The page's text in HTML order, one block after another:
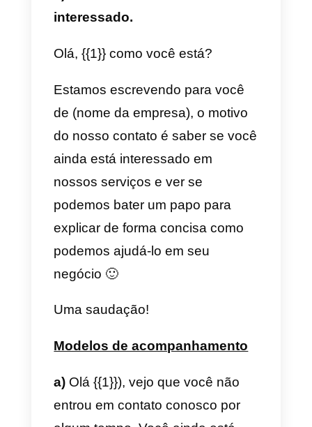
Observe que para todos esses
editável. Isso significa que dentro
dessa variável podemos
o que queremos dependendo do
caso de uso.
Modelos de suporte
a) Simples e amigável
Olá {{1}}, muito obrigado por
entrar em contato conosco!
Deixe-me saber qual é sua
dúvida ou problema e
em contato com você